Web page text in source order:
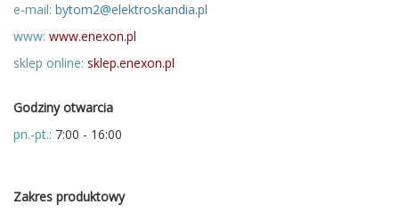
e-mail: bytom2@elektroskandia.pl
www: www.enexon.pl
sklep online: sklep.enexon.pl
Godziny otwarcia
pn.-pt.: 7:00 - 16:00
Zakres produktowy